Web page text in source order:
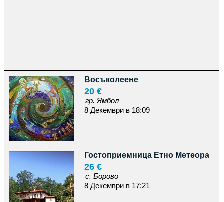
Восъколеене
20 €
гр. Ямбол
8 Декември в 18:09
Гостоприемница Етно Метеора
26 €
с. Борово
8 Декември в 17:21